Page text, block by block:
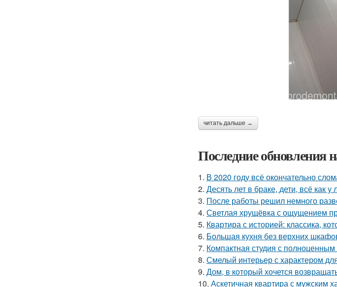
читать дальше →
Последние обновления
1. В 2020 году всё окончательно
2. Десять лет в браке, дети, всё как у
3. После работы решил немного
4. Светлая хрущёвка с ощущением
5. Квартира с историей: классика,
6. Большая кухня без верхних
7. Компактная студия с
8. Смелый интерьер с характером
9. Дом, в который хочется
10. Аскетичная квартира с мужским